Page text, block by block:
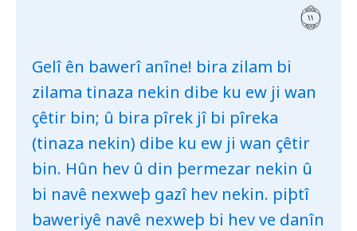
Gelî ên bawerî anîne! bira zilam bi
zilama tinaza nekin dibe ku ew ji wan
çêtir bin; û bira pîrek jî bi pîreka
(tinaza nekin) dibe ku ew ji wan çêtir
bin. Hûn hev û din þermezar nekin û
bi navê nexweþ gazî hev nekin. piþtî
baweriyê navê nexweþ bi hev ve danîn